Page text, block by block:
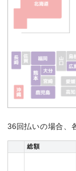
36回払いの場合、
総額